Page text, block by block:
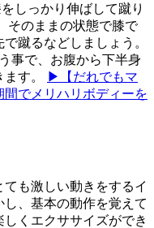
しっかり伸ばして蹴り
そのままの状態で膝で
蹴るなどしましょう。
事で、お腹から下半身
す。
▶【だれでもマ
間でメリハリボディーを
も激しい動きをするイ
、基本の動作を覚えて
くエクササイズができ